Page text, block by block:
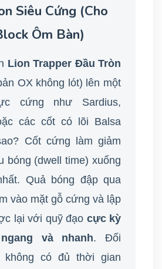
Siêu Cứng (Cho
Ôm Bàn)
Lion Trapper Đầu Tròn
OX không lót) lên một
cứng như Sardius,
các cốt có lõi Balsa
Cốt cứng làm giảm
bóng (dwell time) xuống
Quả bóng đập qua
vào mặt gỗ cứng và lập
lại với quỹ đạo cực kỳ
và nhanh. Đối
không có đủ thời gian